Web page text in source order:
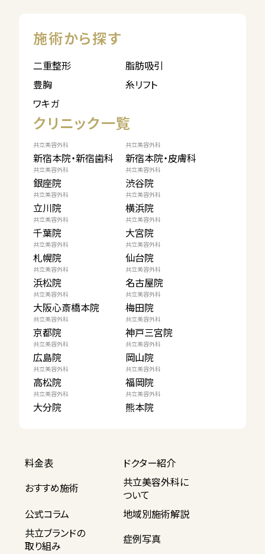
施術から探す
二重整形
脂肪吸引
豊胸
糸リフト
ワキガ
クリニック一覧
共立美容外科
新宿本院・新宿歯科
共立美容外科
新宿本院・皮膚科
共立美容外科
銀座院
共立美容外科
渋谷院
共立美容外科
立川院
共立美容外科
横浜院
共立美容外科
千葉院
共立美容外科
大宮院
共立美容外科
札幌院
共立美容外科
仙台院
共立美容外科
浜松院
共立美容外科
名古屋院
共立美容外科
大阪心斎橋本院
共立美容外科
梅田院
共立美容外科
京都院
共立美容外科
神戸三宮院
共立美容外科
広島院
共立美容外科
岡山院
共立美容外科
高松院
共立美容外科
福岡院
共立美容外科
大分院
共立美容外科
熊本院
料金表
ドクター紹介
おすすめ施術
共立美容外科に
ついて
公式コラム
地域別施術解説
共立ブランドの
取り組み
症例写真